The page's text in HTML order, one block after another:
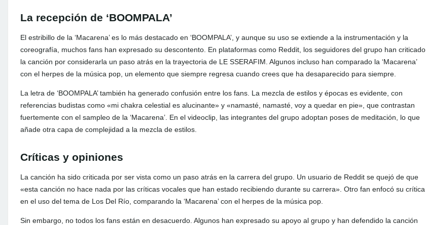
La recepción de ‘BOOMPALA’
El estribillo de la ‘Macarena’ es lo más destacado en ‘BOOMPALA’, y aunque su uso se extiende a la instrumentación y la
coreografía, muchos fans han expresado su descontento. En plataformas como Reddit, los seguidores del grupo han criticado
la canción por considerarla un paso atrás en la trayectoria de LE SSERAFIM. Algunos incluso han comparado la ‘Macarena’
con el herpes de la música pop, un elemento que siempre regresa cuando crees que ha desaparecido para siempre.
La letra de ‘BOOMPALA’ también ha generado confusión entre los fans. La mezcla de estilos y épocas es evidente, con
referencias budistas como «mi chakra celestial es alucinante» y «namasté, namasté, voy a quedar en pie», que contrastan
fuertemente con el sampleo de la ‘Macarena’. En el videoclip, las integrantes del grupo adoptan poses de meditación, lo que
añade otra capa de complejidad a la mezcla de estilos.
Críticas y opiniones
La canción ha sido criticada por ser vista como un paso atrás en la carrera del grupo. Un usuario de Reddit se quejó de que
«esta canción no hace nada por las críticas vocales que han estado recibiendo durante su carrera». Otro fan enfocó su crítica
en el uso del tema de Los Del Río, comparando la ‘Macarena’ con el herpes de la música pop.
Sin embargo, no todos los fans están en desacuerdo. Algunos han expresado su apoyo al grupo y han defendido la canción